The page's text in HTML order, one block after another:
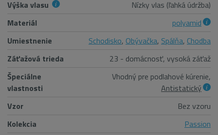
Výška vlasu
Nízky vlas (ľahká údržba)
Materiál
polyamid
Umiestnenie
Schodisko, Obývačka, Spálňa, Chodba
Záťažová trieda
23 - domácnosť, vysoká záťaž
Špeciálne
vlastnosti
Vhodný pre podlahové kúrenie,
Antistatický
Vzor
Bez vzoru
Kolekcia
Passion